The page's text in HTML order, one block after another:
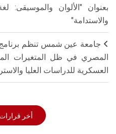
بعنوان "الألوان والموسيقى:
والاستدامة"
جامعة عين شمس تنظم برنامج
المصري في ظل المتغيرات
العسكرية للدراسات العليا
أخر